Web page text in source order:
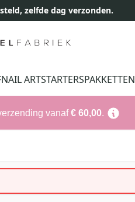
zelfde dag verzonden.
NAIL ARTSTARTERSPAKKETTEN
vanaf€ 60,00.